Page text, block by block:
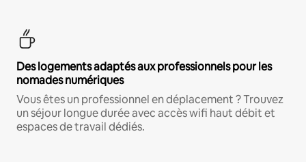
Des logements adaptés aux professionnels pour les
nomades numériques
Vous êtes un professionnel en déplacement ? Trouvez
un séjour longue durée avec accès wifi haut débit et
espaces de travail dédiés.